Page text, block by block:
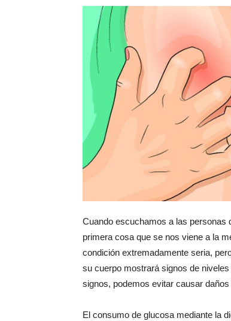
Cuando escuchamos a las personas
primera cosa que se nos viene a la
condición extremadamente seria,
su cuerpo mostrará signos de
signos, podemos evitar causar
El consumo de glucosa mediante la